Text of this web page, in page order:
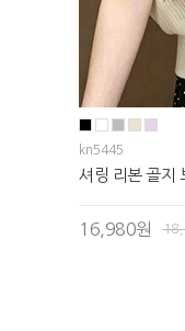
kn5445
셔링 리본 골지
16,980원